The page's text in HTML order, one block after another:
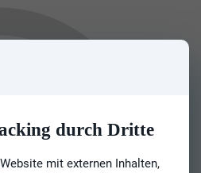
durch Dritte
mit externen Inhalten,